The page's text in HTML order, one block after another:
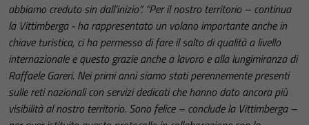
abbiamo creduto sin dall’inizio”. “Per il nostro territorio – continua
la Vittimberga - ha rappresentato un volano importante anche in
chiave turistica, ci ha permesso di fare il salto di qualità a livello
internazionale e questo grazie anche a lavoro e alla lungimiranza di
Raffaele Gareri. Nei primi anni siamo stati perennemente presenti
sulle reti nazionali con servizi dedicati che hanno dato ancora più
visibilità al nostro territorio. Sono felice – conclude la Vittimberga –